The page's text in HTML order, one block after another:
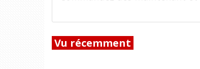
Vu récemment